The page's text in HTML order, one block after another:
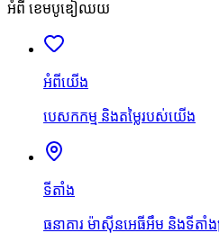
អំពី ខេមបូឌៀឈយ
អំពីយើង
បេសកកម្ម និងតម្លៃរបស់យើង
ទីតាំង
ធនាគារ ម៉ាស៊ីនអេធីអឹម និងទីតាំង